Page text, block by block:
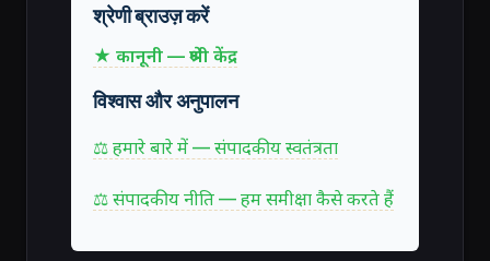
श्रेणी ब्राउज़ करें
★ कानूनी — श्रेणी केंद्र
विश्वास और अनुपालन
⚖ हमारे बारे में — संपादकीय स्वतंत्रता
⚖ संपादकीय नीति — हम समीक्षा कैसे करते हैं